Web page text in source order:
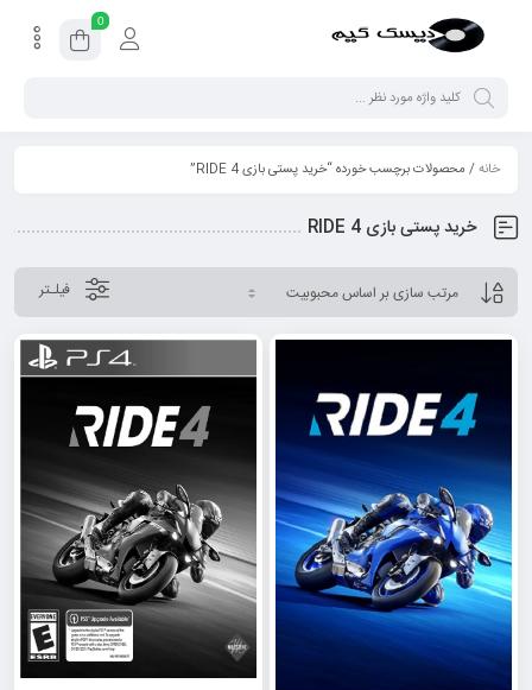
0
خانه/ محصولات برچسب خورده “خرید پستی بازی RIDE 4”
خرید پستی بازی RIDE 4
فیلـتر